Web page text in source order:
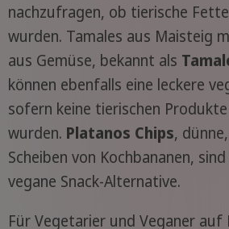
nachzufragen, ob tierische
wurden. Tamales aus Maisteig
aus Gemüse, bekannt als
können ebenfalls eine leckere
sofern keine tierischen
wurden. Platanos Chips,
Scheiben von Kochbananen,
vegane Snack-Alternative.
Für Vegetarier und Veganer auf